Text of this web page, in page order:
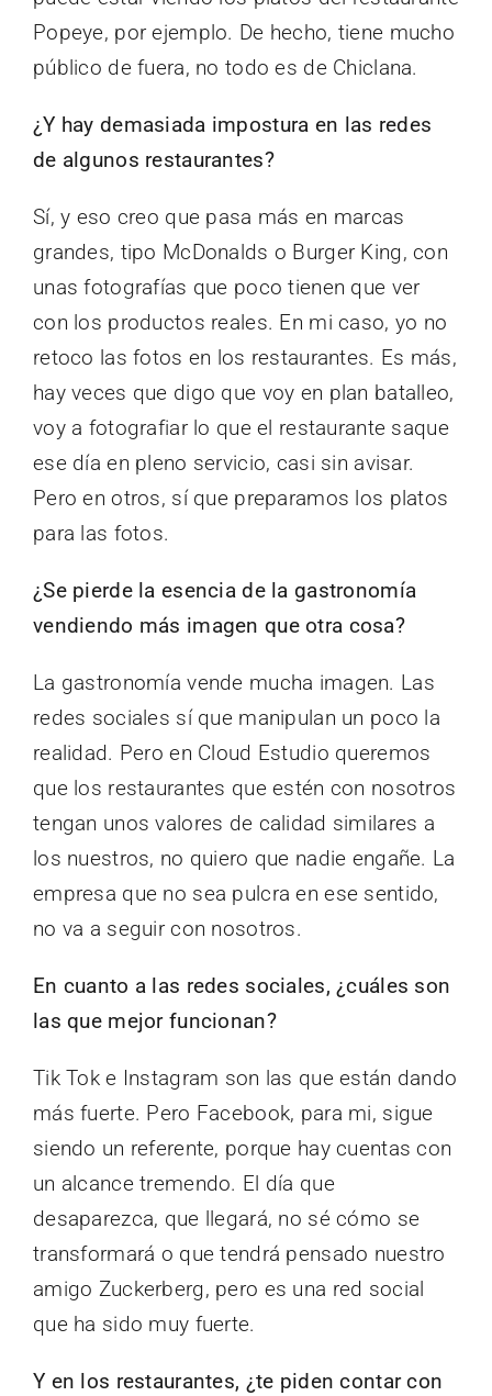
Popeye, por ejemplo. De hecho, tiene mucho
público de fuera, no todo es de Chiclana.
¿Y hay demasiada impostura en las redes
de algunos restaurantes?
Sí, y eso creo que pasa más en marcas
grandes, tipo McDonalds o Burger King, con
unas fotografías que poco tienen que ver
con los productos reales. En mi caso, yo no
retoco las fotos en los restaurantes. Es más,
hay veces que digo que voy en plan batalleo,
voy a fotografiar lo que el restaurante saque
ese día en pleno servicio, casi sin avisar.
Pero en otros, sí que preparamos los platos
para las fotos.
¿Se pierde la esencia de la gastronomía
vendiendo más imagen que otra cosa?
La gastronomía vende mucha imagen. Las
redes sociales sí que manipulan un poco la
realidad. Pero en Cloud Estudio queremos
que los restaurantes que estén con nosotros
tengan unos valores de calidad similares a
los nuestros, no quiero que nadie engañe. La
empresa que no sea pulcra en ese sentido,
no va a seguir con nosotros.
En cuanto a las redes sociales, ¿cuáles son
las que mejor funcionan?
Tik Tok e Instagram son las que están dando
más fuerte. Pero Facebook, para mi, sigue
siendo un referente, porque hay cuentas con
un alcance tremendo. El día que
desaparezca, que llegará, no sé cómo se
transformará o que tendrá pensado nuestro
amigo Zuckerberg, pero es una red social
que ha sido muy fuerte.
Y en los restaurantes, ¿te piden contar con